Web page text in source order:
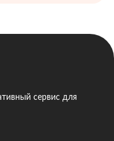
сервис для